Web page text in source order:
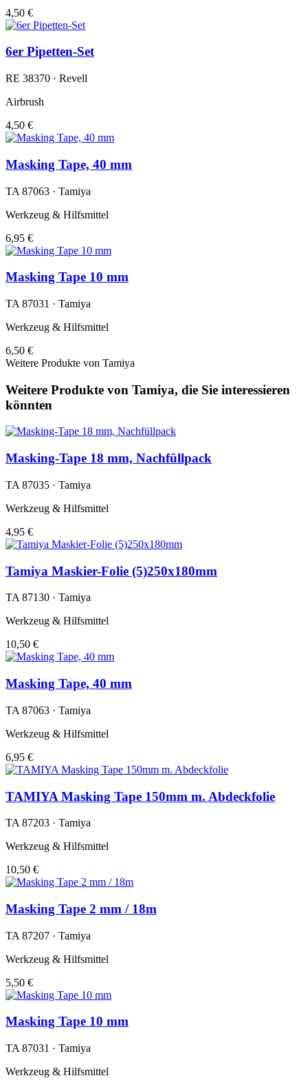
4,50 €
6er Pipetten-Set
RE 38370 · Revell
Airbrush
4,50 €
Masking Tape, 40 mm
TA 87063 · Tamiya
Werkzeug & Hilfsmittel
6,95 €
Masking Tape 10 mm
TA 87031 · Tamiya
Werkzeug & Hilfsmittel
6,50 €
Weitere Produkte von Tamiya
Weitere Produkte von Tamiya, die Sie interessieren
könnten
Masking-Tape 18 mm, Nachfüllpack
TA 87035 · Tamiya
Werkzeug & Hilfsmittel
4,95 €
Tamiya Maskier-Folie (5)250x180mm
TA 87130 · Tamiya
Werkzeug & Hilfsmittel
10,50 €
Masking Tape, 40 mm
TA 87063 · Tamiya
Werkzeug & Hilfsmittel
6,95 €
TAMIYA Masking Tape 150mm m. Abdeckfolie
TA 87203 · Tamiya
Werkzeug & Hilfsmittel
10,50 €
Masking Tape 2 mm / 18m
TA 87207 · Tamiya
Werkzeug & Hilfsmittel
5,50 €
Masking Tape 10 mm
TA 87031 · Tamiya
Werkzeug & Hilfsmittel